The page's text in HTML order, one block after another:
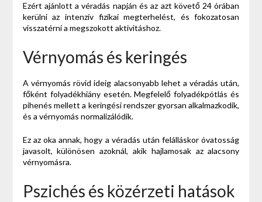
Ezért ajánlott a véradás napján és az azt követő 24 órában
kerülni az intenzív fizikai megterhelést, és fokozatosan
visszatérni a megszokott aktivitáshoz.
Vérnyomás és keringés
A vérnyomás rövid ideig alacsonyabb lehet a véradás után,
főként folyadékhiány esetén. Megfelelő folyadékpótlás és
pihenés mellett a keringési rendszer gyorsan alkalmazkodik,
és a vérnyomás normalizálódik.
Ez az oka annak, hogy a véradás után felálláskor óvatosság
javasolt, különösen azoknál, akik hajlamosak az alacsony
vérnyomásra.
Pszichés és közérzeti hatások